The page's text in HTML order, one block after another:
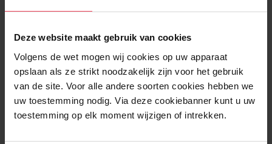
Deze website maakt gebruik van cookies
Volgens de wet mogen wij cookies op uw apparaat
opslaan als ze strikt noodzakelijk zijn voor het gebruik
van de site. Voor alle andere soorten cookies hebben we
uw toestemming nodig. Via deze cookiebanner kunt u uw
toestemming op elk moment wijzigen of intrekken.
Beschrijving